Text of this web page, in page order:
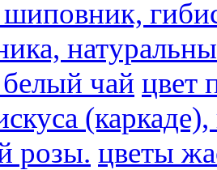
шиповник,
чай цвет
розы. цветы